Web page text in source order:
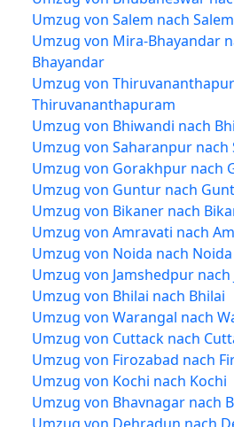
Umzug von Salem nach Salem
Umzug von Mira-Bhayandar
Bhayandar
Umzug von
Thiruvananthapuram
Umzug von Bhiwandi nach
Umzug von Saharanpur
Umzug von Gorakhpur nach
Umzug von Guntur nach
Umzug von Bikaner nach
Umzug von Amravati nach
Umzug von Noida nach Noida
Umzug von Jamshedpur
Umzug von Bhilai nach Bhilai
Umzug von Warangal nach
Umzug von Cuttack nach
Umzug von Firozabad nach
Umzug von Kochi nach Kochi
Umzug von Bhavnagar nach